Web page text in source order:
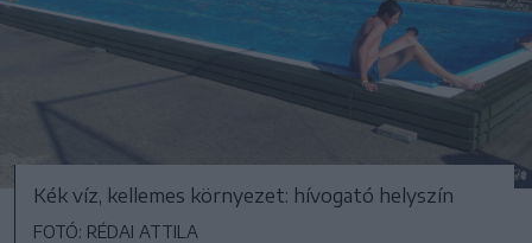
Kék víz, kellemes környezet: hívogató helyszín
FOTÓ: RÉDAI ATTILA